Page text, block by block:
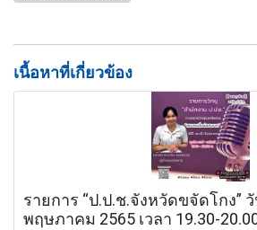
เนื้อหาที่เกี่ยวข้อง
รายการ “ป.ป.ช.จังหวัดขจัดโกง”
พฤษภาคม 2565 เวลา 19.30-